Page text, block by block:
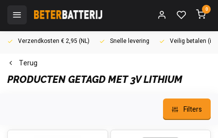
0
Verzendkosten € 2,95 (NL) Snelle levering Veilig betalen
Terug
PRODUCTEN GETAGD MET 3V LITHIUM
Filters